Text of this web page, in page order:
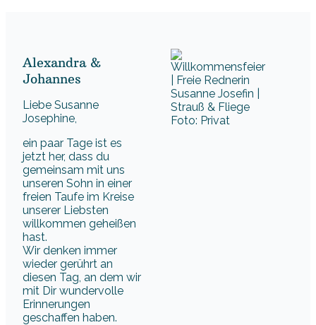
Foto: Privat
Alexandra &
Johannes
Liebe Susanne
Josephine,
ein paar Tage ist es
jetzt her, dass du
gemeinsam mit uns
unseren Sohn in einer
freien Taufe im Kreise
unserer Liebsten
willkommen geheißen
hast.
Wir denken immer
wieder gerührt an
diesen Tag, an dem wir
mit Dir wundervolle
Erinnerungen
geschaffen haben.